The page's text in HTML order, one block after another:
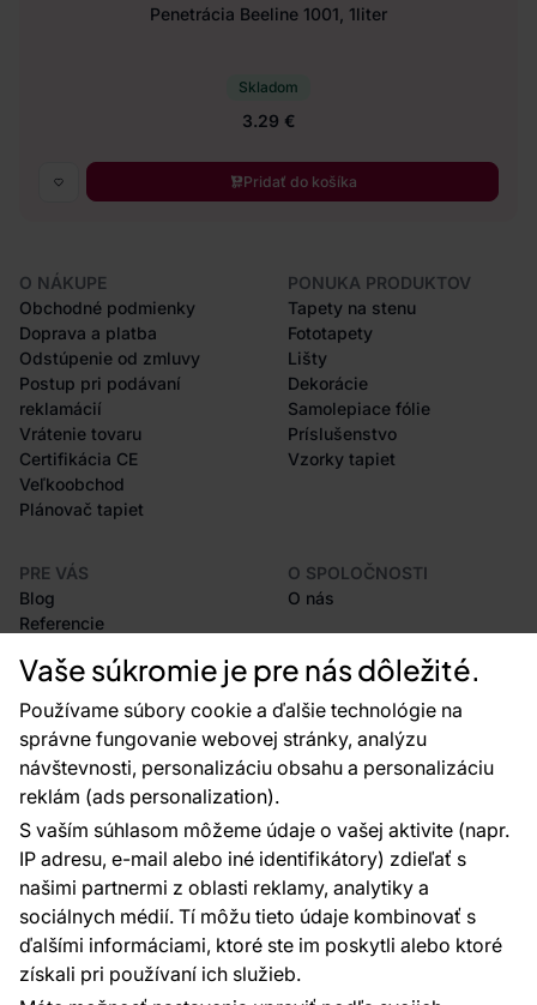
Vaše súkromie je pre nás dôležité.
Používame súbory cookie a ďalšie technológie na
správne fungovanie webovej stránky, analýzu
návštevnosti, personalizáciu obsahu a personalizáciu
reklám (ads personalization).
S vaším súhlasom môžeme údaje o vašej aktivite (napr.
IP adresu, e-mail alebo iné identifikátory) zdieľať s
našimi partnermi z oblasti reklamy, analytiky a
sociálnych médií. Tí môžu tieto údaje kombinovať s
ďalšími informáciami, ktoré ste im poskytli alebo ktoré
získali pri používaní ich služieb.
Penetrácia Beeline 1001, 1liter
Skladom
3.29 €
Pridať do košíka
O NÁKUPE
Obchodné podmienky
Doprava a platba
Odstúpenie od zmluvy
Postup pri podávaní
reklamácií
Vrátenie tovaru
Certifikácia CE
Veľkoobchod
Plánovač tapiet
PONUKA PRODUKTOV
Tapety na stenu
Fototapety
Lišty
Dekorácie
Samolepiace fólie
Príslušenstvo
Vzorky tapiet
PRE VÁS
Blog
Referencie
Rady a tipy
Najčastejšie otázky
O SPOLOČNOSTI
O nás
Kontakty
Sme tu pre vás 24 hodín denne, 7 dní v
týždni
+420 777 004 021
info@vavex.cz
Vavex 1990 s.r.o., IČ: 26776251, DIČ: CZ26776251